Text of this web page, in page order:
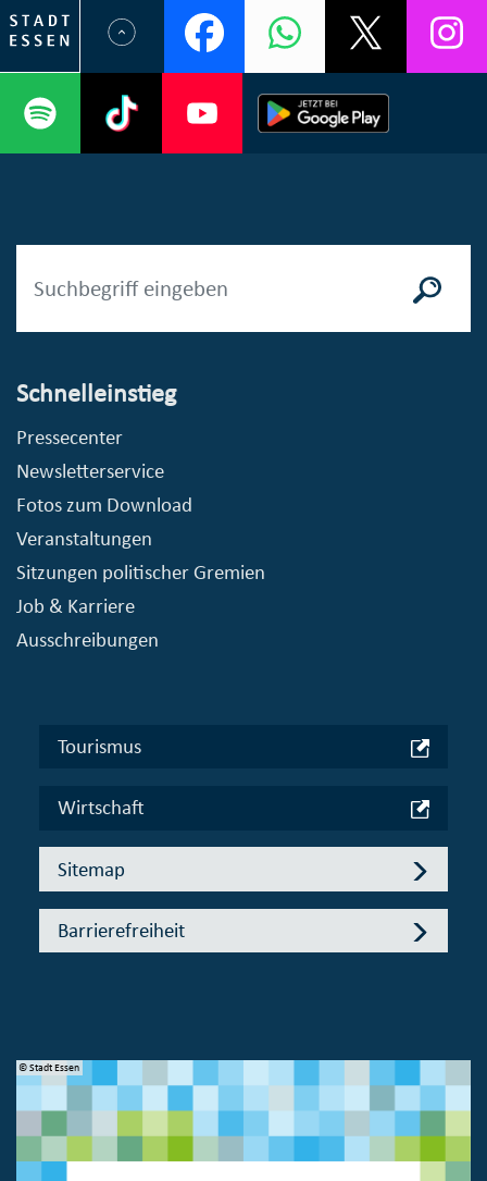
Schnelleinstieg
Pressecenter
Newsletterservice
Fotos zum Download
Veranstaltungen
Sitzungen politischer Gremien
Job & Karriere
Ausschreibungen
Tourismus
Wirtschaft
Sitemap
Barrierefreiheit
© Stadt Essen